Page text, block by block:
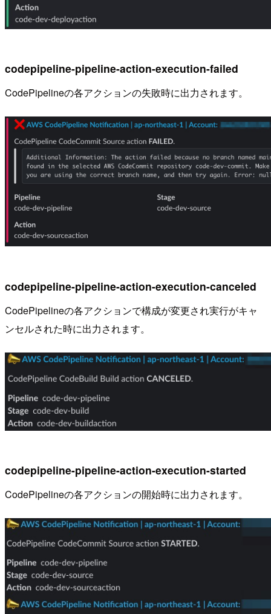
codepipeline-pipeline-action-execution-failed
CodePipelineの各アクションの失敗時に出力されます。
codepipeline-pipeline-action-execution-canceled
CodePipelineの各アクションで構成が変更され実行がキャ
ンセルされた時に出力されます。
codepipeline-pipeline-action-execution-started
CodePipelineの各アクションの開始時に出力されます。